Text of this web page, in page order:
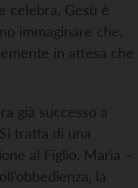
celebra, Gesù è
immaginare che,
in attesa che
già successo a
tratta di una
al Figlio. Maria –
la